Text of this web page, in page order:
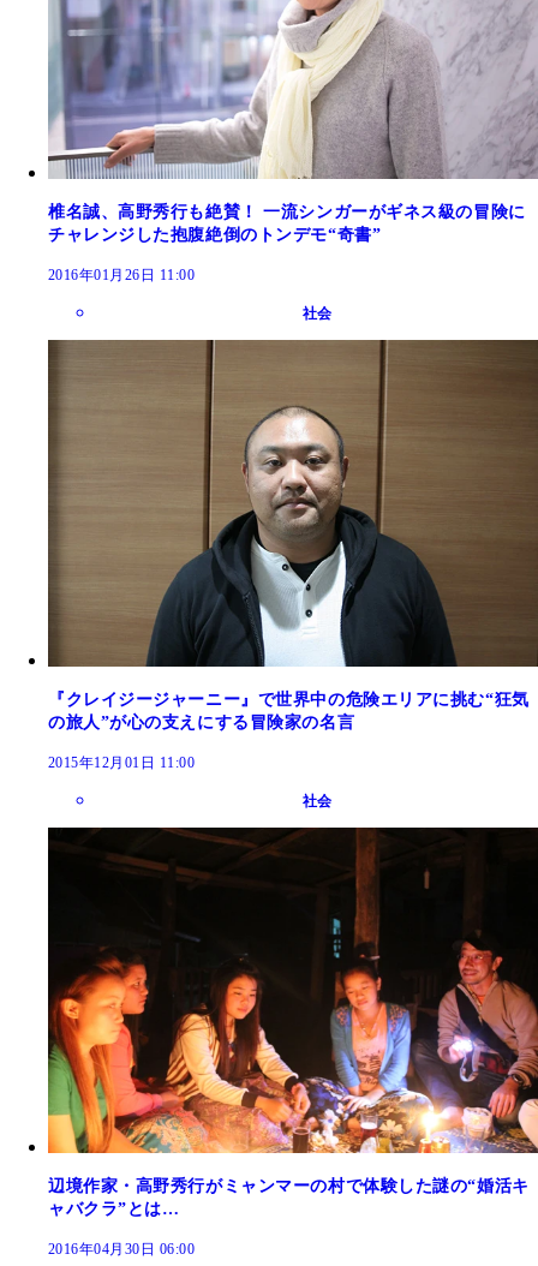
椎名誠、高野秀行も絶賛！ 一流シンガーがギネス級の冒険に
チャレンジした抱腹絶倒のトンデモ“奇書”
2016年01月26日 11:00
社会
『クレイジージャーニー』で世界中の危険エリアに挑む“狂気
の旅人”が心の支えにする冒険家の名言
2015年12月01日 11:00
社会
辺境作家・高野秀行がミャンマーの村で体験した謎の“婚活キ
ャバクラ”とは…
2016年04月30日 06:00